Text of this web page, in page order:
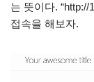
는 뜻이다.
접속을 해보자.